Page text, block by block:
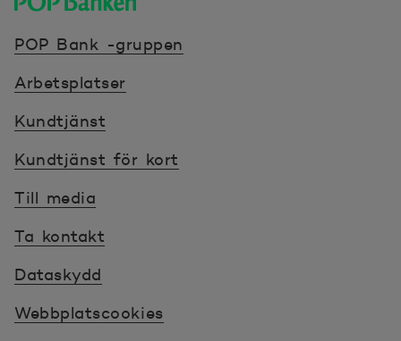
POP Bank -gruppen
Arbetsplatser
Kundtjänst
Kundtjänst för kort
Till media
Ta kontakt
Dataskydd
Webbplatscookies